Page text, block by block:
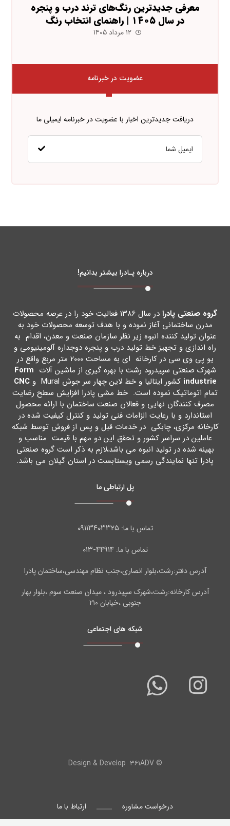
معرفی جدیدترین رنگ‌های ترند درب و پنجره
در سال ۱۴۰۵ | راهنمای انتخاب رنگ
۱۲ مرداد ۱۴۰۵
عضویت در خبرنامه
دریافت جدیدترین اخبار با عضویت در خبرنامه ایمیلی ما
درباره پـادرا بیشتر بدانیم!
گروه صنعتی پادرا
در سال ۱۳۸۶ فعالیت خود را در عرصه محصولات
مدرن ساختمانی آغاز نموده و با هدف توسعه محصولات خود به
عنوان تولید کننده انبوه زیر نظر سازمان صنعت و معدن، اقدام به
راه اندازي و تجهیز خط تولید درب و پنجره دوجداره آلومینیومی و
یو پی وي سی در کارخانه اي به مساحت ۲۰۰۰ متر مربع واقع در
شهرك صنعتی سپیدرود رشت با بهره گیري از ماشین آلات Form
industrie کشور ایتالیا و خط لاین چهار سر جوش Mural و
CNC
تمام اتوماتیک نموده است. خط مشی پادرا افزایش سطح رضایت
مصرف کنندگان نهایی و فعالان صنعت ساختمان با ارائه محصول
استاندارد و با رعایت الزامات فنی تولید و کنترل کیفیت شده در
کارخانه مرکزي، چابکی در خدمات قبل و پس از فروش توسط شبکه
عاملین در سراسر کشور و تحقق این دو مهم با قیمت مناسب و
بهینه شده در تولید انبوه می باشد،لازم به ذکر است گروه صنعتی
پادرا تنها نمایندگی رسمی ویستابست در استان گیلان می باشد.
پل ارتباطی ما
تماس با ما:۰۹۱۱۳۴۰۳۳۲۵
تماس با ما: ۴۴۹۱۴-۰۱۳
آدرس دفتر:رشت،بلوار انصاری،جنب نظام مهندسی،ساختمان پادرا
آدرس کارخانه:رشت،شهرک سپیدرود ، میدان صنعت سوم ،بلوار بهار
جنوبی ،خیابان ۲۱۰
شبکه های اجتماعی
© Design & Develop۳۶۱ADV
ارتباط با ما درخواست مشاوره